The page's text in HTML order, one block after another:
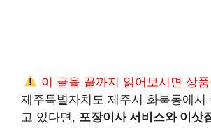
이 글을 끝까지 읽어보시면 상
제주특별자치도 제주시 화북동에서
고 있다면, 포장이사 서비스와 이삿